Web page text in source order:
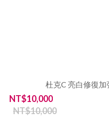
杜克C 亮白修復
NT$10,000
NT$10,000